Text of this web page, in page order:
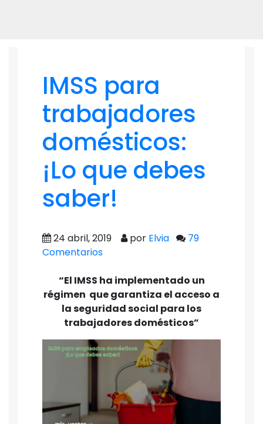
IMSS para
trabajadores
domésticos:
¡Lo que debes
saber!
24 abril, 2019 por Elvia
79
Comentarios
“El IMSS ha implementado un
régimen que garantiza el acceso a
la seguridad social para los
trabajadores domésticos”